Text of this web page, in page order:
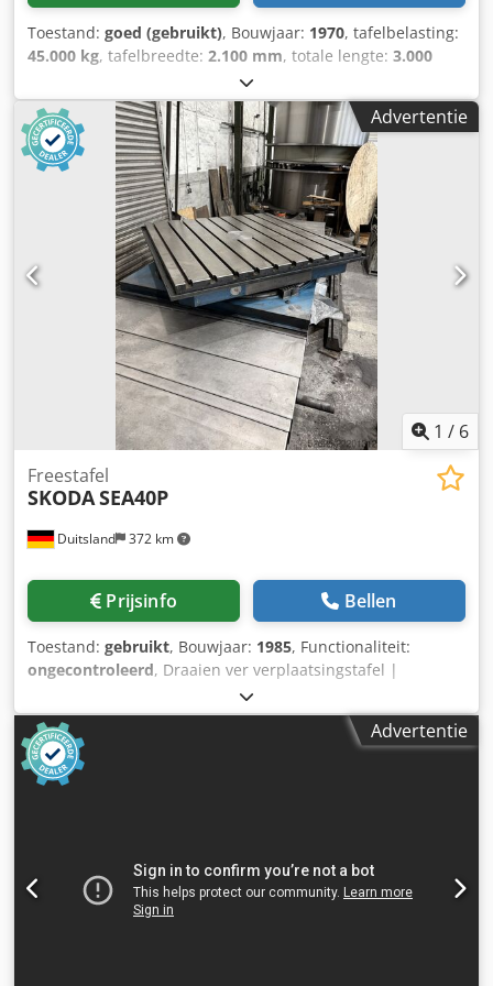
Toestand: goed (gebruikt), Bouwjaar: 1970, tafelbelasting:
45.000 kg, tafelbreedte: 2.100 mm, totale lengte: 3.000
, Kotterbank draaitafel MITSUBISHI - DIT-A Mitsubishi
Rotary table 3000 x 2100 x 45 T V-Axis 1500 mm
Tafellengte: 3000mm Tafelbreedte: 2100mm Crsdpfx
Aijwvkczsisf Tafelbelasting: 45000 Verplaatsing V-
as:1500mm Rotatie B-as: 360.000° Draaisnelheid B-as:0,02
- 0,60Omw/min.
Advertentie
1 / 6
Duitsland 372 km
Freestafel
SKODASEA40P
Prijsinfo Bellen
Toestand: gebruikt, Bouwjaar: 1985, Functionaliteit:
ongecontroleerd, Draaien ver verplaatsingstafel |
Fabrikaat: SKODA | Type: SEA40P | Bouwjaar: 1985 De tafel
kan na afspraak worden bezichtigd. TECHNISCHE
GEGEVENS: - Besturing: variabel - Meetsystemen:
Heidenhain - Aandrijvingen assen: Siemens Codpfjzgu
Uaex Aiijrf - Maximale tafelbelasting: 40 t - Opspanvlak
van de geleiding: 250 mm - Buitenste rondgeleiding: *
middelste diameter: 2.200 mm * breedte van de geleiding:
165 mm - Voedingen, traploos regelbaar: * Lengtevoeding -
Advertentie